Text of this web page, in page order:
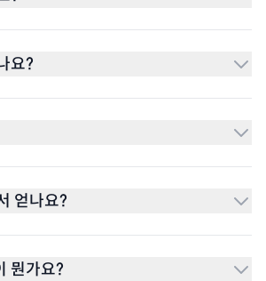
요?
얻나요?
뭔가요?